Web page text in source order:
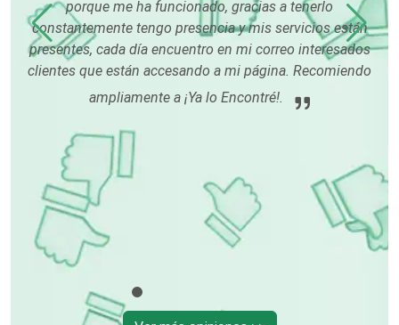
Construcciones en General
Contadores
Control de Plagas
Conversiones Automotrices
Copiadoras
porque me ha funcionado, gracias a tenerlo
constantemente tengo presencia y mis servicios están
presentes, cada día encuentro en mi correo interesados
clientes que están accesando a mi página. Recomiendo
ampliamente a ¡Ya lo Encontré!.